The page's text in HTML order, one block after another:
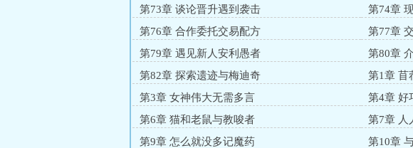
第73章 谈论晋升遇到袭击
第74章
第76章 合作委托交易配方
第77章
第79章 遇见新人安利愚者
第80章
第82章 探索遗迹与梅迪奇
第1章 苜
第3章 女神伟大无需多言
第4章 好
第6章 猫和老鼠与教唆者
第7章 人
第9章 怎么就没多记魔药
第10章